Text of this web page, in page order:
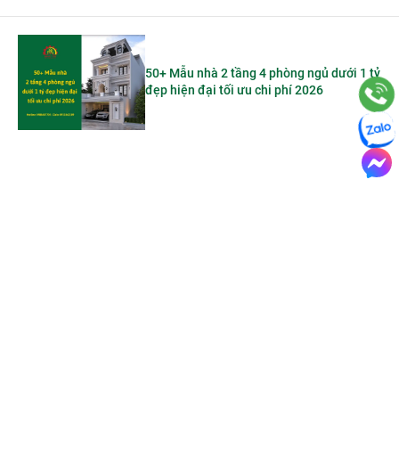
50+ Mẫu nhà 2 tầng 4 phòng ngủ dưới 1 tỷ
đẹp hiện đại tối ưu chi phí 2026